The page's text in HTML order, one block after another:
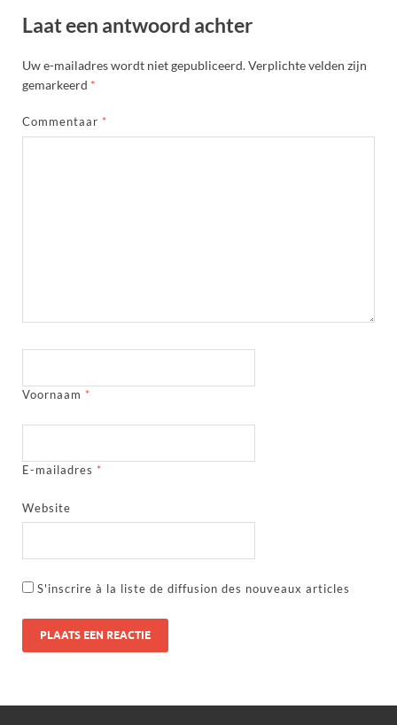
Laat een antwoord achter
Uw e-mailadres wordt niet gepubliceerd.Verplichte velden zijn
gemarkeerd *
Commentaar *
Voornaam *
E-mailadres *
Website
S'inscrire à la liste de diffusion des nouveaux articles